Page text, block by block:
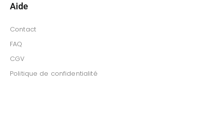
Aide
Contact
FAQ
CGV
Politique de confidentialité